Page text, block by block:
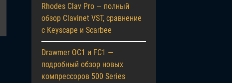
Rhodes Clav Pro — полный
обзор Clavinet VST, сравнение
с Keyscape и Scarbee
Drawmer OC1 и FC1 —
подробный обзор новых
компрессоров 500 Series